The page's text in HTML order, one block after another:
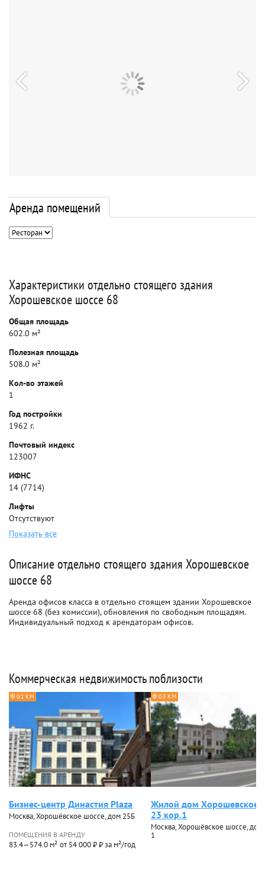
Аренда помещений
Характеристики отдельно стоящего здания
Хорошевское шоссе 68
Общая площадь
602.0 м²
Полезная площадь
508.0 м²
Кол-во этажей
1
Год постройки
1962 г.
Почтовый индекс
123007
ИФНС
14 (7714)
Лифты
Отсутствуют
Показать все
Описание отдельно стоящего здания Хорошевское
шоссе 68
Аренда офисов класса в отдельно стоящем здании Хорошевское
шоссе 68 (без комиссии), обновления по свободным площадям.
Индивидуальный подход к арендаторам офисов.
Коммерческая недвижимость поблизости
0.1 КМ
Бизнес-центр Династия Plaza
Москва, Хорошёвское шоссе, дом 25Б
ПОМЕЩЕНИЯ В АРЕНДУ
83.4—574.0 м² от 54 000 ₽ ₽ за м²/год
0.3 КМ
Жилой дом Хорошевское
23 кор.1
Москва, Хорошёвское шоссе, дом
1